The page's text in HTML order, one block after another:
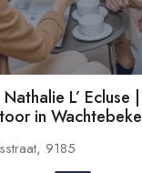
L’ Ecluse |
in Wachtebeke
9185